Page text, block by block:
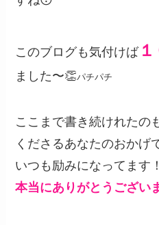
このブログも気付けば１
ました〜👏パチパチ
ここまで書き続けれたの
くださるあなたのおかげ
いつも励みになってます！
本当にありがとうござい